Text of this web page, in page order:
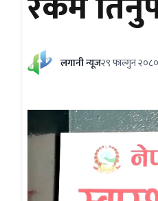
लगानी न्यूज२९ फाल्गुन